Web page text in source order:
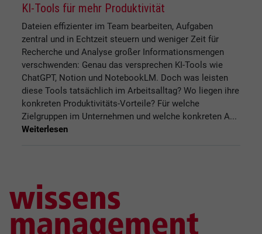
KI-Tools für mehr Produktivität
Dateien effizienter im Team bearbeiten, Aufgaben
zentral und in Echtzeit steuern und weniger Zeit für
Recherche und Analyse großer Informationsmengen
verschwenden: Genau das versprechen KI-Tools wie
ChatGPT, Notion und NotebookLM. Doch was leisten
diese Tools tatsächlich im Arbeitsalltag? Wo liegen ihre
konkreten Produktivitäts-Vorteile? Für welche
Zielgruppen im Unternehmen und welche konkreten A...
Weiterlesen